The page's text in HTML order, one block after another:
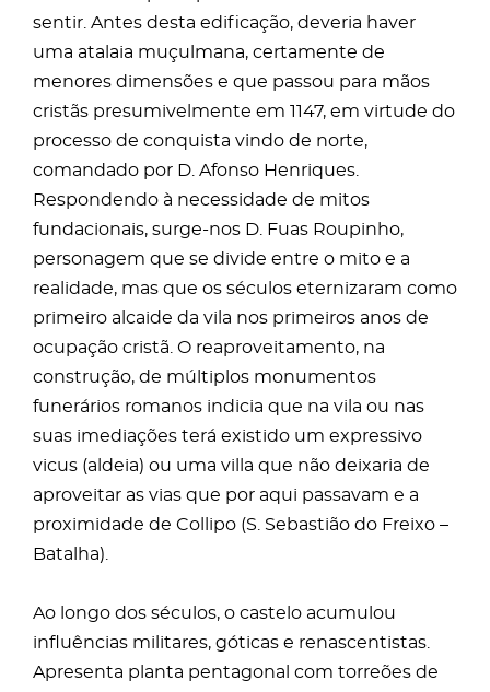
sentir. Antes desta edificação, deveria haver
uma atalaia muçulmana, certamente de
menores dimensões e que passou para mãos
cristãs presumivelmente em 1147, em virtude do
processo de conquista vindo de norte,
comandado por D. Afonso Henriques.
Respondendo à necessidade de mitos
fundacionais, surge-nos D. Fuas Roupinho,
personagem que se divide entre o mito e a
realidade, mas que os séculos eternizaram como
primeiro alcaide da vila nos primeiros anos de
ocupação cristã. O reaproveitamento, na
construção, de múltiplos monumentos
funerários romanos indicia que na vila ou nas
suas imediações terá existido um expressivo
vicus (aldeia) ou uma villa que não deixaria de
aproveitar as vias que por aqui passavam e a
proximidade de Collipo (S. Sebastião do Freixo –
Batalha).
Ao longo dos séculos, o castelo acumulou
influências militares, góticas e renascentistas.
Apresenta planta pentagonal com torreões de